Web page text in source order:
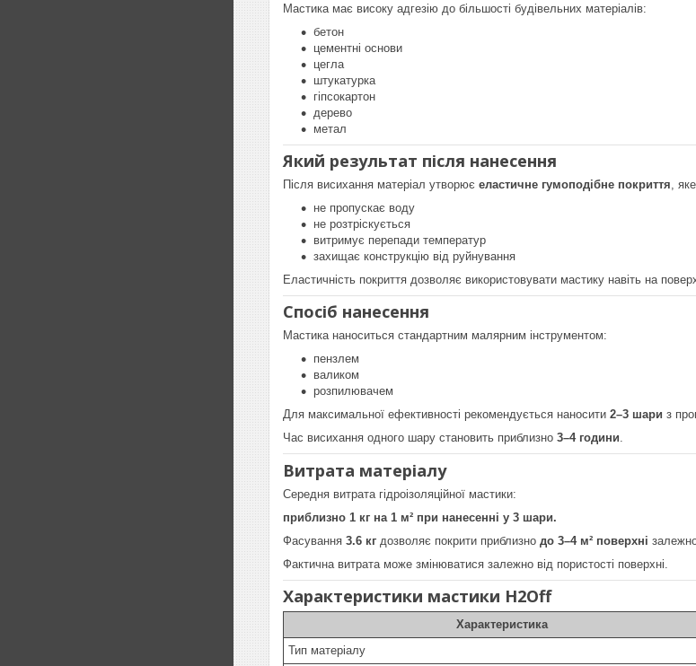
Мастика має високу адгезію до більшості будівельних матеріалів:
бетон
цементні основи
цегла
штукатурка
гіпсокартон
дерево
метал
Який результат після нанесення
Після висихання матеріал утворює еластичне гумоподібне покриття,
не пропускає воду
не розтріскується
витримує перепади температур
захищає конструкцію від руйнування
Еластичність покриття дозволяє використовувати мастику навіть на
Спосіб нанесення
Мастика наноситься стандартним малярним інструментом:
пензлем
валиком
розпилювачем
Для максимальної ефективності рекомендується наносити 2–3 шари з
Час висихання одного шару становить приблизно 3–4 години.
Витрата матеріалу
Середня витрата гідроізоляційної мастики:
приблизно 1 кг на 1 м² при нанесенні у 3 шари.
Фасування 3.6 кг дозволяє покрити приблизно до 3–4 м² поверхні
Фактична витрата може змінюватися залежно від пористості поверхні.
Характеристики мастики H2Off
Характеристика
Тип матеріалу